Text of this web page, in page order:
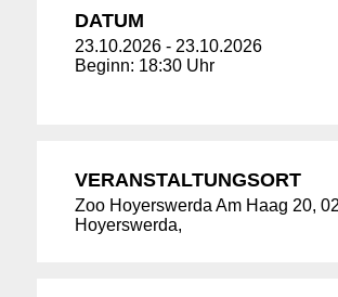
DATUM
23.10.2026 - 23.10.2026
Beginn: 18:30 Uhr
VERANSTALTUNGSORT
Zoo Hoyerswerda Am Haag 20,
Hoyerswerda,